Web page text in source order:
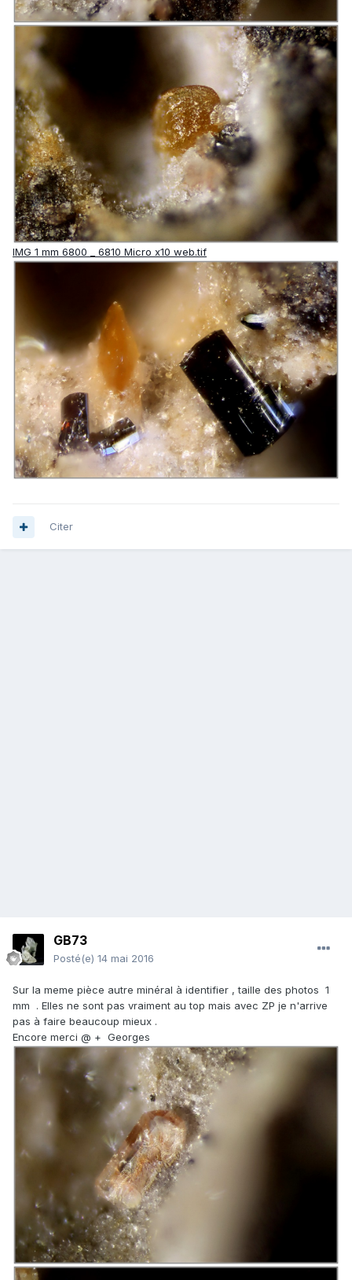
IMG 1 mm 6800 _ 6810 Micro x10 web.tif
Citer
GB73
Posté(e) 14 mai 2016
Sur la meme pièce autre minéral à identifier , taille des photos 1
mm . Elles ne sont pas vraiment au top mais avec ZP je n'arrive
pas à faire beaucoup mieux .
Encore merci @ + Georges